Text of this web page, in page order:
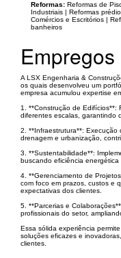
Reformas: Reformas de
Industriais | Reformas
Comércios e Escritórios |
banheiros
Empregos
A LSX Engenharia &
os quais desenvolveu um
empresa acumulou expertise
1. **Construção de Edifícios**:
diferentes escalas, garantindo
2. **Infraestrutura**: Execução
drenagem e urbanização,
3. **Sustentabilidade**:
buscando eficiência
4. **Gerenciamento de
com foco em prazos, custos e
expectativas dos clientes.
5. **Parcerias e
profissionais do setor,
Essa sólida experiência
soluções eficazes e
clientes.